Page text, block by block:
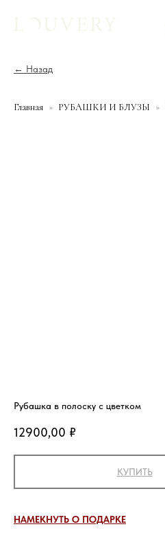
← Назад
Главная РУБАШКИ И БЛУЗЫ
Рубашка в полоску с цветком
12900,00 ₽
КУПИТЬ
НАМЕКНУТЬ О ПОДАРКЕ